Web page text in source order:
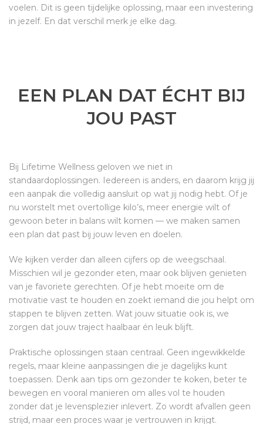
voelen. Dit is geen tijdelijke oplossing, maar een investering
in jezelf. En dat verschil merk je elke dag.
EEN PLAN DAT ÉCHT BIJ
JOU PAST
Bij Lifetime Wellness geloven we niet in
standaardoplossingen. Iedereen is anders, en daarom krijg jij
een aanpak die volledig aansluit op wat jij nodig hebt. Of je
nu worstelt met overtollige kilo’s, meer energie wilt of
gewoon beter in balans wilt komen — we maken samen
een plan dat past bij jouw leven en doelen.
We kijken verder dan alleen cijfers op de weegschaal.
Misschien wil je gezonder eten, maar ook blijven genieten
van je favoriete gerechten. Of je hebt moeite om de
motivatie vast te houden en zoekt iemand die jou helpt om
stappen te blijven zetten. Wat jouw situatie ook is, we
zorgen dat jouw traject haalbaar én leuk blijft.
Praktische oplossingen staan centraal. Geen ingewikkelde
regels, maar kleine aanpassingen die je dagelijks kunt
toepassen. Denk aan tips om gezonder te koken, beter te
bewegen en vooral manieren om alles vol te houden
zonder dat je levensplezier inlevert. Zo wordt afvallen geen
strijd, maar een proces waar je vertrouwen in krijgt.